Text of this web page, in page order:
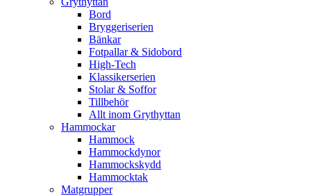
Bord
Bryggeriserien
Bänkar
Fotpallar & Sidobord
High-Tech
Klassikerserien
Stolar & Soffor
Tillbehör
Allt inom Grythyttan
Hammockar
Hammock
Hammockdynor
Hammockskydd
Hammocktak
Matgrupper